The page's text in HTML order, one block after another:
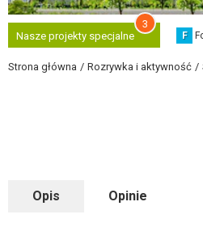
Nasze projekty specjalne
3
F
Strona główna Rozrywka i aktywność
Opis Opinie